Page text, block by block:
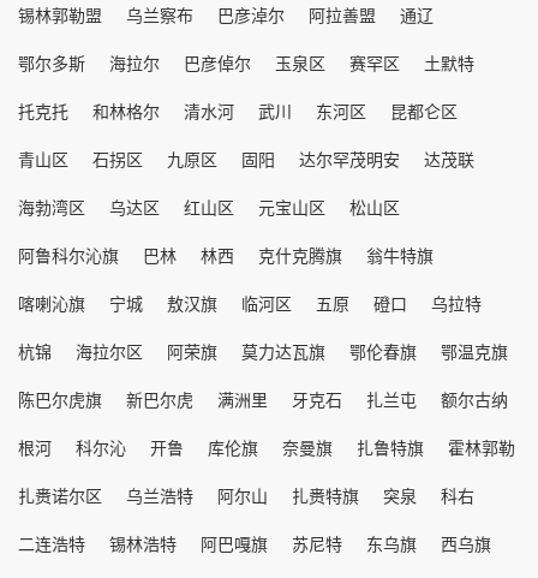
锡林郭勒盟
乌兰察布 巴彦淖尔 阿拉善盟
通辽
鄂尔多斯
海拉尔 巴彦倬尔 玉泉区 赛罕区
土默特
托克托
和林格尔 清水河 武川 东河区
昆都仑区
青山区
石拐区 九原区 固阳 达尔罕茂明安
达茂联
海勃湾区
乌达区 红山区 元宝山区
松山区
阿鲁科尔沁旗
巴林 林西 克什克腾旗
翁牛特旗
喀喇沁旗
宁城 敖汉旗 临河区 五原 磴口
乌拉特
杭锦
海拉尔区 阿荣旗 莫力达瓦旗 鄂伦春旗
鄂温克旗
陈巴尔虎旗
新巴尔虎 满洲里 牙克石 扎兰屯
额尔古纳
根河
科尔沁 开鲁 库伦旗 奈曼旗 扎鲁特旗
霍林郭勒
扎赉诺尔区
乌兰浩特 阿尔山 扎赉特旗 突泉
科右
二连浩特
锡林浩特 阿巴嘎旗 苏尼特 东乌旗
西乌旗